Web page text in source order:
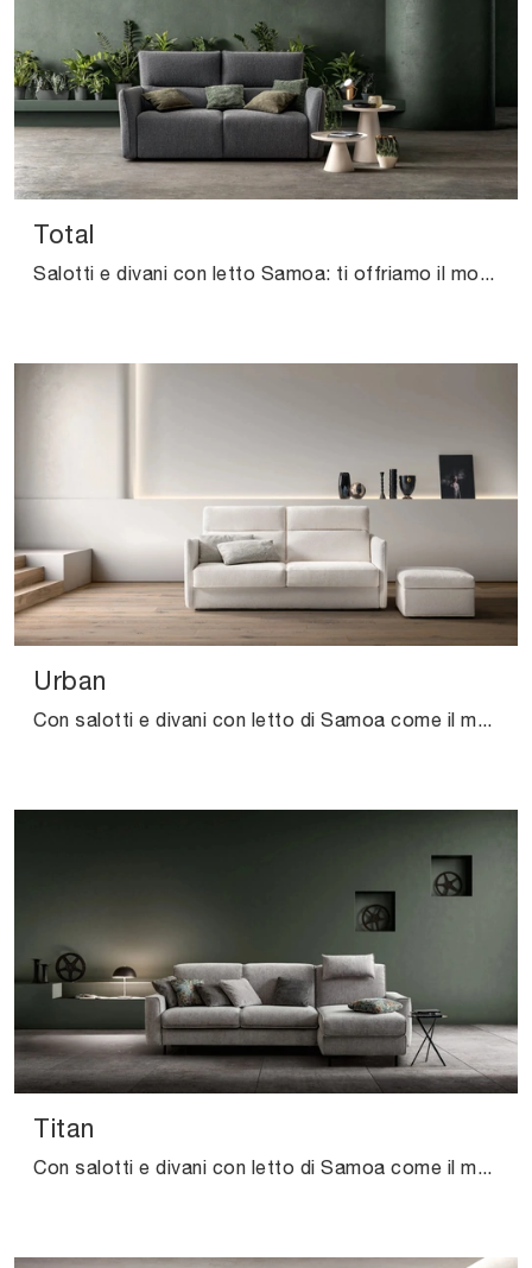
Total
Salotti e divani con letto Samoa: ti offriamo il modello Total in tessuto per valorizzare il soggiorno.
Urban
Con salotti e divani con letto di Samoa come il modello Urban in tessuto, potrai completare il tuo progetto d'arredo.
Titan
Con salotti e divani con letto di Samoa come il modello Titan in tessuto, potrai completare il tuo concept d'arredo.